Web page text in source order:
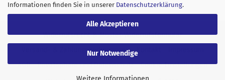
Informationen finden Sie in unserer Datenschutzerklärung.
Alle Akzeptieren
Nur Notwendige
Widerrufsrecht & Muster-Widerrufsformular
Versand- & Zahlungsbedingungen
Kontakt
AGB
Privatsphäre und Datenschutz
Cookie Einstellungen